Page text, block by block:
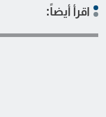
اقرأ أيضاً: